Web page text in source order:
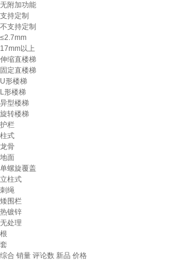
无附加功能
支持定制
不支持定制
≤2.7mm
17mm以上
伸缩直楼梯
固定直楼梯
U形楼梯
L形楼梯
异型楼梯
旋转楼梯
护栏
柱式
龙骨
地面
单螺旋覆盖
立柱式
刺绳
矮围栏
热镀锌
无处理
根
套
综合 销量 评论数 新品 价格